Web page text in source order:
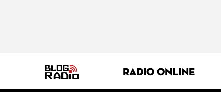
RADIO ONLINE